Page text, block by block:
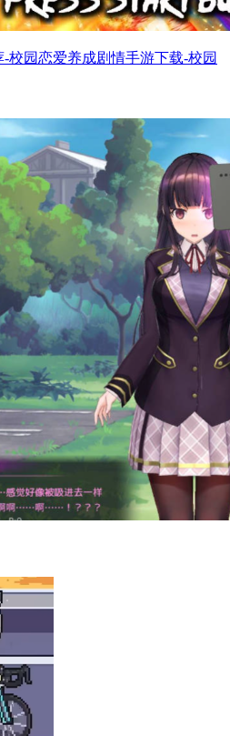
校园恋爱养成剧情手游下载-校园